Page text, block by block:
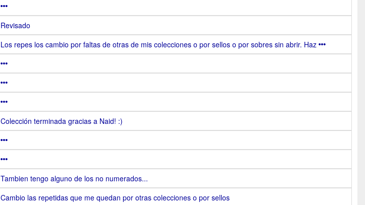
Revisado
Los repes los cambio por faltas de otras de mis colecciones o por sellos o por sobres sin abrir. Haz
Colección terminada gracias a Naid! :)
Tambien tengo alguno de los no numerados...
Cambio las repetidas que me quedan por otras colecciones o por sellos